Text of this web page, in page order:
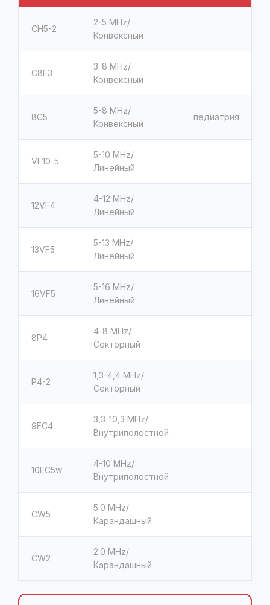
CH5-2
2-5 MHz/
Конвексный
C8F3
3-8 MHz/
Конвексный
8C5
5-8 MHz/
Конвексный
педиатрия
VF10-5
5-10 MHz/
Линейный
12VF4
4-12 MHz/
Линейный
13VF5
5-13 MHz/
Линейный
16VF5
5-16 MHz/
Линейный
8P4
4-8 MHz/
Секторный
P4-2
1,3-4,4 MHz/
Секторный
9EC4
3,3-10,3 MHz/
Внутриполостной
10EC5w
4-10 MHz/
Внутриполостной
CW5
5.0 MHz/
Карандашный
CW2
2.0 MHz/
Карандашный